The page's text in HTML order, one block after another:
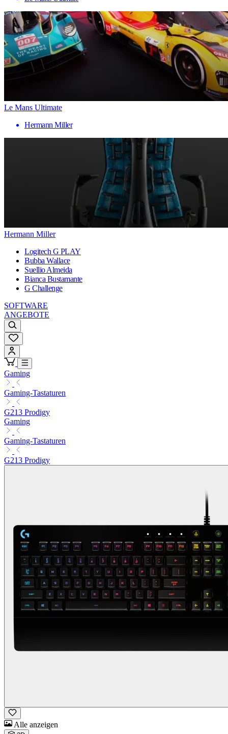
Le Mans Ultimate
Hermann Miller
Hermann Miller
Logitech G PLAY
Bubba Wallace
Suellio Almeida
Bianca Bustamante
G Challenge
SOFTWARE
ANGEBOTE
Gaming
Gaming-Tastaturen
G213 Prodigy
Gaming
Gaming-Tastaturen
G213 Prodigy
Alle anzeigen